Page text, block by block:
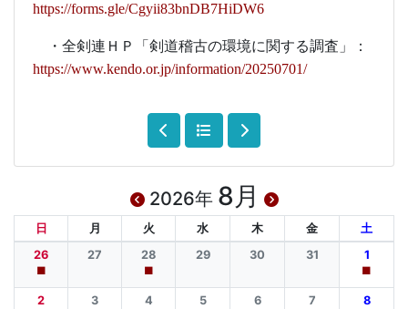
2026年 8月
日 月 火 水 木 金
土
26
■
27 28
■
29 30 31 1
■
2 3 4 5 6 7 8
https://forms.gle/Cgyii83bnDB7HiDW6
・全剣連ＨＰ「剣道稽古の環境に関する調査」
：
https://www.kendo.or.jp/information/20250701/